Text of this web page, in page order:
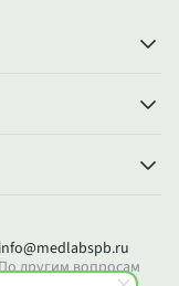
info@medlabspb.ru
другим вопросам